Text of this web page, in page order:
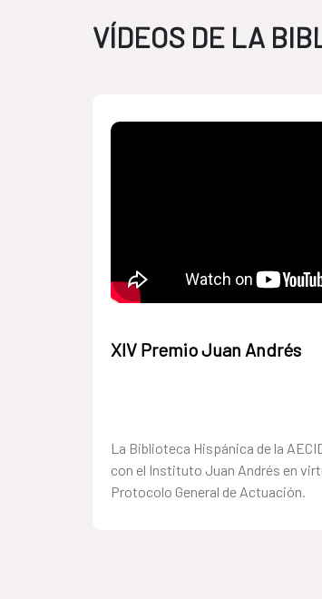
VÍDEOS DE LA
XIV Premio Juan Andrés
La Biblioteca Hispánica de la
con el Instituto Juan Andrés en
Protocolo General de Actuación.